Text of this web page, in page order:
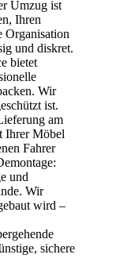
Umzug ist
Ihren
Organisation
und diskret.
bietet
Wir
ist.
am
Ihrer Möbel
Fahrer
und
Wir
wird –
sichere